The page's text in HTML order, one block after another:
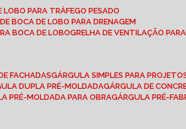
LOBO PARA TRÁFEGO PESADO
DE BOCA DE LOBO PARA DRENAGEM
BOCA DE LOBO
GRELHA DE VENTILAÇÃO
FACHADAS
GÁRGULA SIMPLES PARA
DUPLA PRÉ-MOLDADA
GÁRGULA DE
PRÉ-MOLDADA PARA OBRA
GÁRGULA PRÉ-